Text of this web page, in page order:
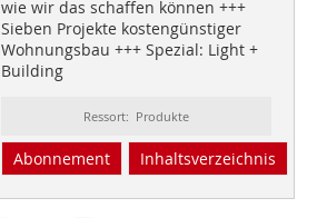
wie wir das schaffen können +++
Sieben Projekte kostengünstiger
Wohnungsbau +++ Spezial: Light +
Building
Ressort: Produkte
Abonnement Inhaltsverzeichnis